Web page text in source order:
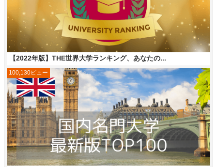
【2022年版】THE世界大学ランキング、あなたの...
100,130ビュー